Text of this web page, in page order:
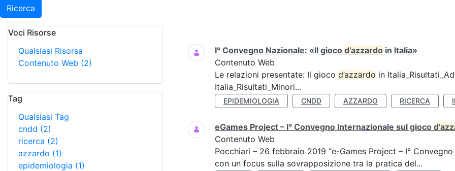
Ricerca
Voci Risorse
Qualsiasi Risorsa
Contenuto Web (2)
Tag
Qualsiasi Tag
cndd (2)
ricerca (2)
azzardo (1)
epidemiologia (1)
Ricerca
I° Convegno Nazionale: «Il gioco d’azzardo in Italia»
Contenuto Web
Le relazioni presentate: Il gioco d’azzardo in
Italia_Risultati_Minori...
EPIDEMIOLOGIA CNDD AZZARDO RICERCA
eGames Project – I° Convegno Internazionale sul gioco
Contenuto Web
Pocchiari – 26 febbraio 2019 “e-Games Project – I°
con un focus sulla sovrapposizione tra la pratica del...